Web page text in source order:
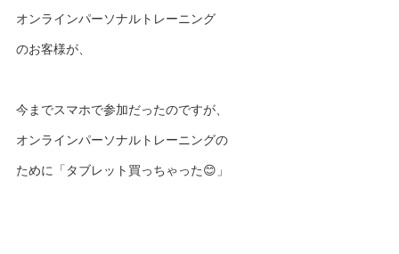
オンラインパーソナルトレーニング
のお客様が、
今までスマホで参加だったのですが、
オンラインパーソナルトレーニングの
ために「タブレット買っちゃった😊」